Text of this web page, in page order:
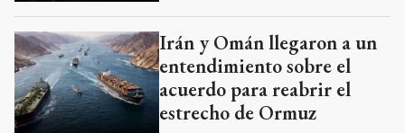
Irán y Omán llegaron a un
entendimiento sobre el
acuerdo para reabrir el
estrecho de Ormuz